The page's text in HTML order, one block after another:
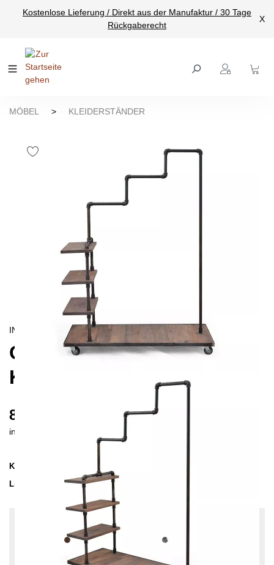
springen
Kostenlose Lieferung / Direkt aus der Manufaktur / 30 Tage
Rückgaberecht
X
MÖBEL > KLEIDERSTÄNDER
INDUSTRIAL
CALAMUS
KLEIDERSTÄNDER
860 €
inkl. MwSt. inkl. Versandkosten (DE)
Kollektion
Lieferzeit
3-4 Wochen
Konfiguration bearbeiten
Kiefer-Nuss, Farben: